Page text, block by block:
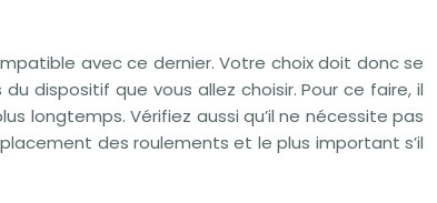
avec ce dernier. Votre choix doit donc se
dispositif que vous allez choisir. Pour ce faire, il
longtemps. Vérifiez aussi qu’il ne nécessite pas
des roulements et le plus important s’il